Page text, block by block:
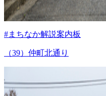
#まちなか解説案内板
（39）仲町北通り